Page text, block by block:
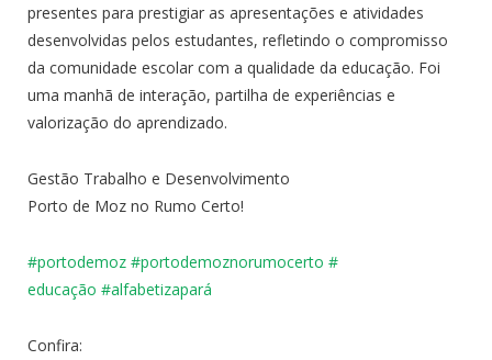
presentes para prestigiar as apresentações e atividades
desenvolvidas pelos estudantes, refletindo o compromisso
da comunidade escolar com a qualidade da educação. Foi
uma manhã de interação, partilha de experiências e
valorização do aprendizado.
Gestão Trabalho e Desenvolvimento
Porto de Moz no Rumo Certo!
#portodemoz #portodemoznorumocerto #
educação #alfabetizapará
Confira: